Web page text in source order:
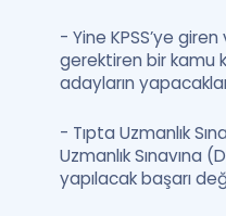
- Yine KPSS’ye
gerektiren bir kamu
adayların
- Tıpta Uzmanlık
Uzmanlık Sınavına
yapılacak başarı